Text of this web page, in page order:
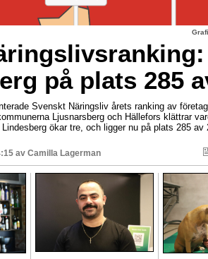
på plats 285
Svenskt Näringsliv årets ranking av
Ljusnarsberg och Hällefors klättrar
ökar tre, och ligger nu på plats 285 av
av Camilla Lagerman